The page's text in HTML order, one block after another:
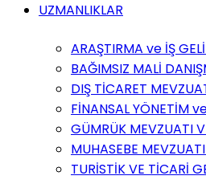
UZMANLIKLAR
ARAŞTIRMA ve İŞ
BAĞIMSIZ MALİ
DIŞ TİCARET
FİNANSAL YÖNETİM
GÜMRÜK MEVZUATI
MUHASEBE
TURİSTİK VE TİCARİ